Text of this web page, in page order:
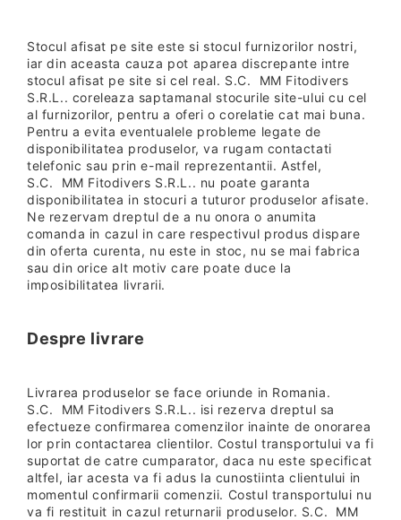
Stocul afisat pe site este si stocul furnizorilor nostri,
iar din aceasta cauza pot aparea discrepante intre
stocul afisat pe site si cel real. S.C. MM Fitodivers
S.R.L.. coreleaza saptamanal stocurile site-ului cu cel
al furnizorilor, pentru a oferi o corelatie cat mai buna.
Pentru a evita eventualele probleme legate de
disponibilitatea produselor, va rugam contactati
telefonic sau prin e-mail reprezentantii. Astfel,
S.C. MM Fitodivers S.R.L.. nu poate garanta
disponibilitatea in stocuri a tuturor produselor afisate.
Ne rezervam dreptul de a nu onora o anumita
comanda in cazul in care respectivul produs dispare
din oferta curenta, nu este in stoc, nu se mai fabrica
sau din orice alt motiv care poate duce la
imposibilitatea livrarii.
Despre livrare
Livrarea produselor se face oriunde in Romania.
S.C. MM Fitodivers S.R.L.. isi rezerva dreptul sa
efectueze confirmarea comenzilor inainte de onorarea
lor prin contactarea clientilor. Costul transportului va fi
suportat de catre cumparator, daca nu este specificat
altfel, iar acesta va fi adus la cunostiinta clientului in
momentul confirmarii comenzii. Costul transportului nu
va fi restituit in cazul returnarii produselor. S.C. MM